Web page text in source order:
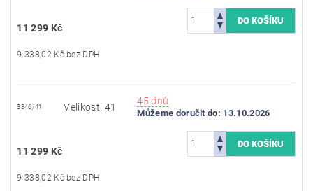
11 299 Kč
9 338,02 Kč bez DPH
3346/41 Velikost: 41
45 dnů
Můžeme doručit do: 13.10.2026
11 299 Kč
9 338,02 Kč bez DPH